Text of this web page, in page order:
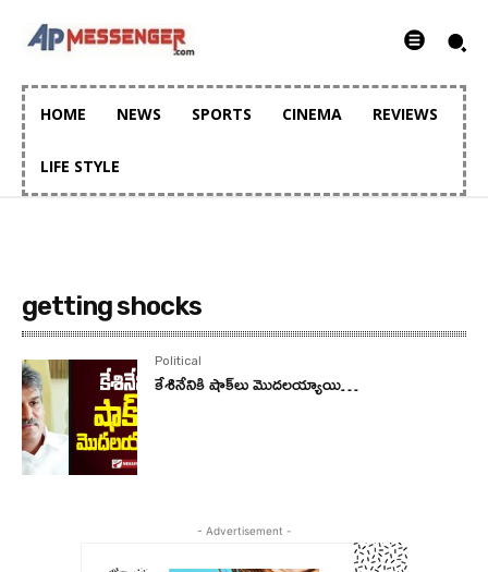
HOME NEWS SPORTS CINEMA REVIEWS
LIFE STYLE
getting shocks
Political
కేశినేనికి షాక్‌లు మొదలయ్యాయి…
- Advertisement -